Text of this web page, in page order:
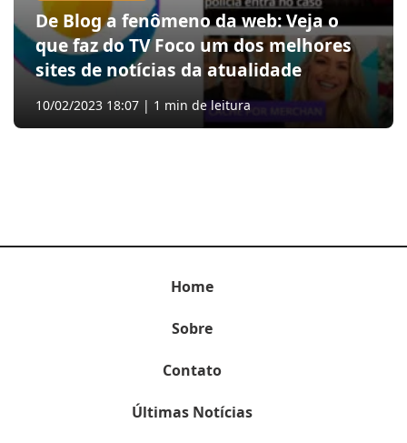
De Blog a fenômeno da web: Veja o
que faz do TV Foco um dos melhores
sites de notícias da atualidade
10/02/2023 18:07 | 1 min de leitura
Home
Sobre
Contato
Últimas Notícias